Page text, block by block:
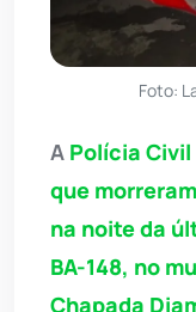
Foto:
A Polícia Civil
que
na noite da
BA-148, no
Chapada